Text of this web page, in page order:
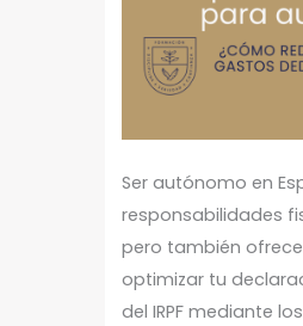
Ser autónomo en
responsabilidades
pero también
optimizar tu
del IRPF mediante